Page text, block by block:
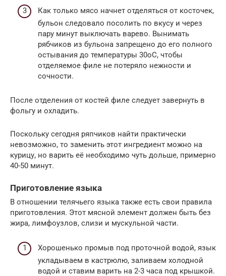
Как только мясо начнет отделяться от косточек,
бульон следовало посолить по вкусу и через
пару минут выключать варево. Вынимать
рябчиков из бульона запрещено до его полного
остывания до температуры 30оС, чтобы
отделяемое филе не потеряло нежности и
сочности.
После отделения от костей филе следует завернуть в
фольгу и охладить.
Поскольку сегодня ряпчиков найти практически
невозможно, то заменить этот ингредиент можно на
курицу, но варить её необходимо чуть дольше, примерно
40-50 минут.
Приготовление языка
В отношении телячьего языка также есть свои правила
приготовления. Этот мясной элемент должен быть без
жира, лимфоузлов, слизи и мускульной части.
Хорошенько промыв под проточной водой, язык
укладываем в кастрюлю, заливаем холодной
водой и ставим варить на 2-3 часа под крышкой.